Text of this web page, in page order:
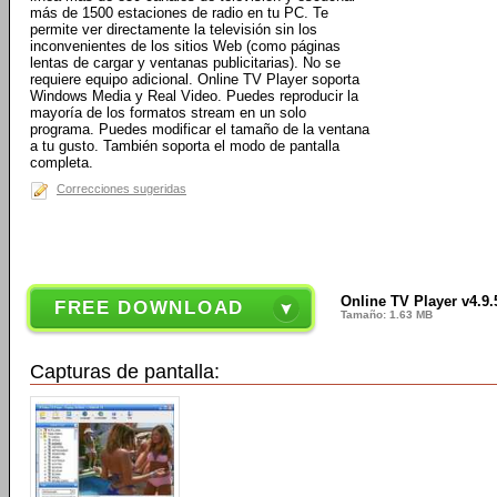
más de 1500 estaciones de radio en tu PC. Te
permite ver directamente la televisión sin los
inconvenientes de los sitios Web (como páginas
lentas de cargar y ventanas publicitarias). No se
requiere equipo adicional. Online TV Player soporta
Windows Media y Real Video. Puedes reproducir la
mayoría de los formatos stream en un solo
programa. Puedes modificar el tamaño de la ventana
a tu gusto. También soporta el modo de pantalla
completa.
Correcciones sugeridas
FREE DOWNLOAD Online TV Player
Tamaño: 1.63 MB
Capturas de pantalla: